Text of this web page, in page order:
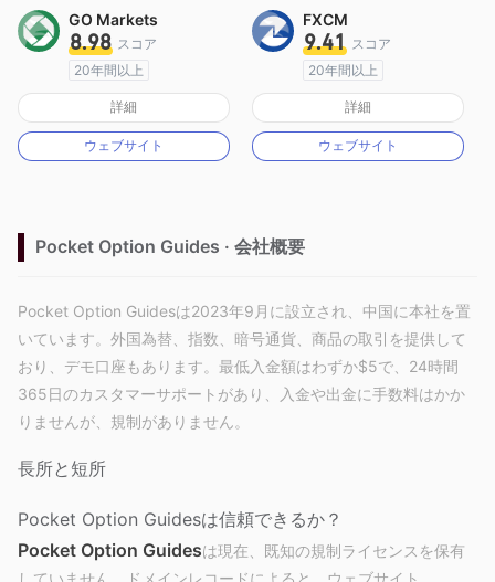
GO Markets
8.98 スコア
20年間以上
オーストラリア規制
マーケットメイキングライセンス（MM）
cTrader
詳細
ウェブサイト
FXCM
9.41 スコア
20年間以上
オーストラリア規制
マーケットメイキングライセンス（MM）
MT4フルライセンス
詳細
ウェブサイト
Pocket Option Guides · 会社概要
Pocket Option Guidesは2023年9月に設立され、中国に本社を置
いています。外国為替、指数、暗号通貨、商品の取引を提供して
おり、デモ口座もあります。最低入金額はわずか$5で、24時間
365日のカスタマーサポートがあり、入金や出金に手数料はかか
りませんが、規制がありません。
長所と短所
Pocket Option Guidesは信頼できるか？
Pocket Option Guidesは現在、既知の規制ライセンスを保有
していません。ドメインレコードによると、ウェブサイト